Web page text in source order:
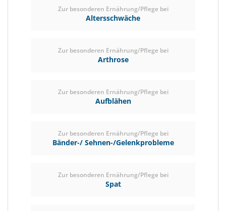
Zur besonderen Ernährung/Pflege bei
Altersschwäche
Zur besonderen Ernährung/Pflege bei
Arthrose
Zur besonderen Ernährung/Pflege bei
Aufblähen
Zur besonderen Ernährung/Pflege bei
Bänder-/ Sehnen-/Gelenkprobleme
Zur besonderen Ernährung/Pflege bei
Spat